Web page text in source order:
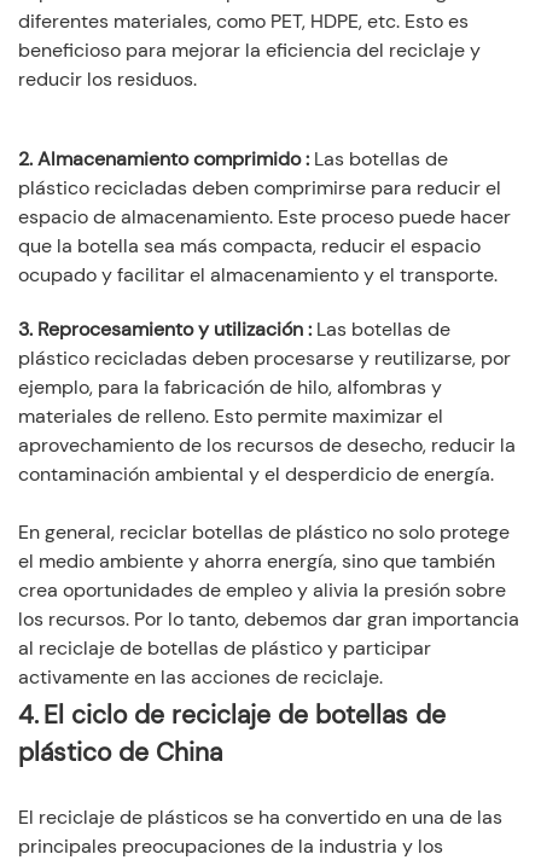
diferentes materiales, como PET, HDPE, etc. Esto es
beneficioso para mejorar la eficiencia del reciclaje y
reducir los residuos.
2. Almacenamiento comprimido: Las botellas de
plástico recicladas deben comprimirse para reducir el
espacio de almacenamiento. Este proceso puede hacer
que la botella sea más compacta, reducir el espacio
ocupado y facilitar el almacenamiento y el transporte.
3. Reprocesamiento y utilización: Las botellas de
plástico recicladas deben procesarse y reutilizarse, por
ejemplo, para la fabricación de hilo, alfombras y
materiales de relleno. Esto permite maximizar el
aprovechamiento de los recursos de desecho, reducir la
contaminación ambiental y el desperdicio de energía.
En general, reciclar botellas de plástico no solo protege
el medio ambiente y ahorra energía, sino que también
crea oportunidades de empleo y alivia la presión sobre
los recursos. Por lo tanto, debemos dar gran importancia
al reciclaje de botellas de plástico y participar
activamente en las acciones de reciclaje.
4.El ciclo de reciclaje de botellas de
plástico de China
El reciclaje de plásticos se ha convertido en una de las
principales preocupaciones de la industria y los